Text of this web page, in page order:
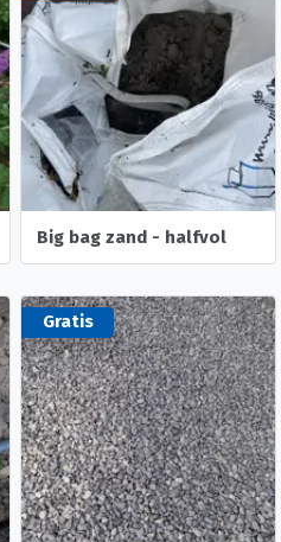
Big bag zand - halfvol
Gratis